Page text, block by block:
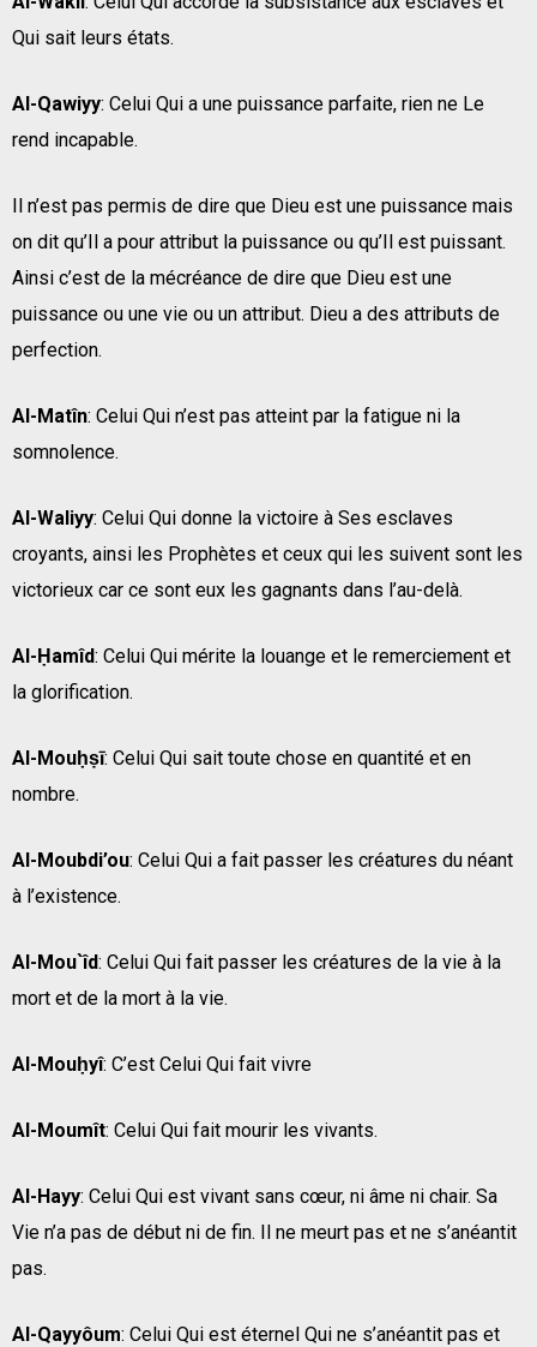
Qui sait leurs états.
Al-Qawiyy: Celui Qui a une puissance parfaite, rien ne Le
rend incapable.
Il n’est pas permis de dire que Dieu est une puissance mais
on dit qu’Il a pour attribut la puissance ou qu’Il est puissant.
Ainsi c’est de la mécréance de dire que Dieu est une
puissance ou une vie ou un attribut. Dieu a des attributs de
perfection.
Al-Matîn: Celui Qui n’est pas atteint par la fatigue ni la
somnolence.
Al-Waliyy: Celui Qui donne la victoire à Ses esclaves
croyants, ainsi les Prophètes et ceux qui les suivent sont les
victorieux car ce sont eux les gagnants dans l’au-delà.
Al-Ḥamîd: Celui Qui mérite la louange et le remerciement et
la glorification.
Al-Mouḥṣī: Celui Qui sait toute chose en quantité et en
nombre.
Al-Moubdi’ou: Celui Qui a fait passer les créatures du néant
à l’existence.
Al-Mou`îd: Celui Qui fait passer les créatures de la vie à la
mort et de la mort à la vie.
Al-Mouḥyî: C’est Celui Qui fait vivre
Al-Moumît: Celui Qui fait mourir les vivants.
Al-Hayy: Celui Qui est vivant sans cœur, ni âme ni chair. Sa
Vie n’a pas de début ni de fin. Il ne meurt pas et ne s’anéantit
pas.
Al-Qayyôum: Celui Qui est éternel Qui ne s’anéantit pas et